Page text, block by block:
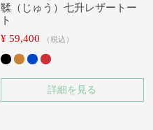
鞣（じゅう）七升レザートー
ト
¥ 59,400 税込
詳細を見る